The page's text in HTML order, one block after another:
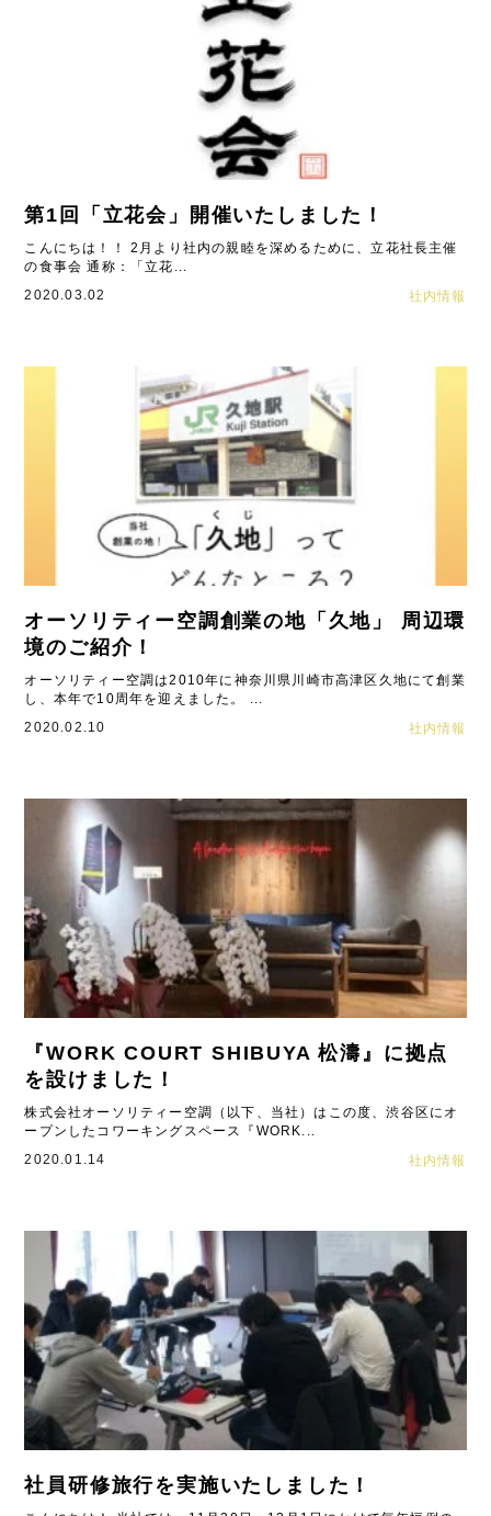
第1回「立花会」開催いたしました！
こんにちは！！ 2月より社内の親睦を深めるために、立花社長主催
の食事会 通称：「立花...
2020.03.02
社内情報
オーソリティー空調創業の地「久地」 周辺環
境のご紹介！
オーソリティー空調は2010年に神奈川県川崎市高津区久地にて創業
し、本年で10周年を迎えました。 ...
2020.02.10
社内情報
『WORK COURT SHIBUYA 松濤』に拠点
を設けました！
株式会社オーソリティー空調（以下、当社）はこの度、渋谷区にオ
ープンしたコワーキングスペース『WORK...
2020.01.14
社内情報
社員研修旅行を実施いたしました！